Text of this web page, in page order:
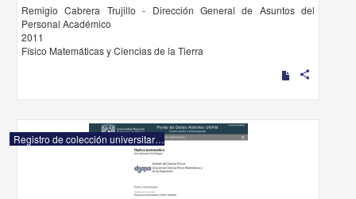
Remigio Cabrera Trujillo - Dirección General de Asuntos del
Personal Académico
2011
Físico Matemáticas y Ciencias de la Tierra
share
Registro de colección universitaria